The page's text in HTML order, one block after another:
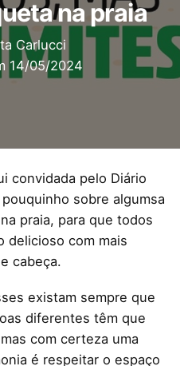
na praia
Carlucci
14/05/2024
convidada pelo Diário
sobre algumsa
praia, para que todos
delicioso com mais
cabeça.
existam sempre que
diferentes têm que
com certeza uma
é respeitar o espaço